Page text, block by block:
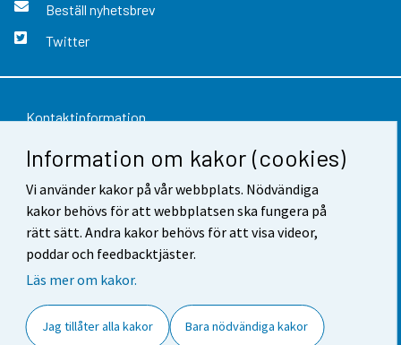
Information om kakor (cookies)
Vi använder kakor på vår webbplats. Nödvändiga
kakor behövs för att webbplatsen ska fungera på
rätt sätt. Andra kakor behövs för att visa videor,
poddar och feedbacktjäster.
Läs mer om kakor.
Jag tillåter alla kakor Bara nödvändiga kakor
Beställ nyhetsbrev
Twitter
Kontaktinformation
Respons
Användarvillkor
Dataskydd
Tillgänglighet
Cookie-inställningar